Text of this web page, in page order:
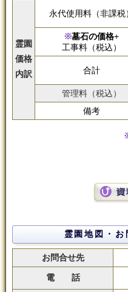
霊園
価格
内訳
永代使用料（非課税
墓石の価格+
工事料（税込）
合計
管理料（税込）
備考
霊園地図・お
お問合せ先
電 話